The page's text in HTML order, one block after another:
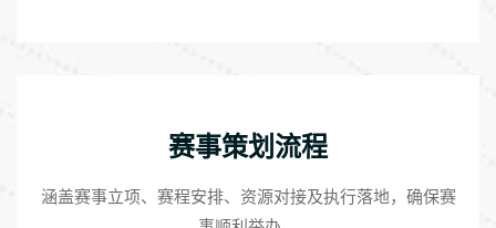
赛事策划流程
涵盖赛事立项、赛程安排、资源对接及执行落地，确保赛